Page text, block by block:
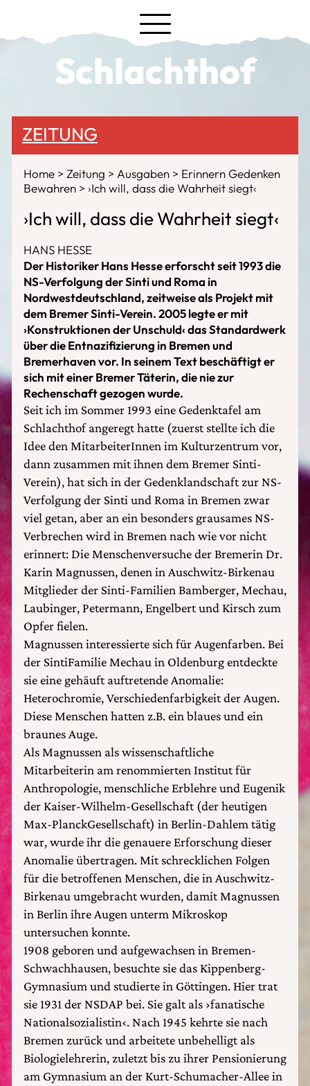
Schlachthof
ZEITUNG
Home Zeitung Ausgaben
Erinnern Gedenken
Bewahren
›Ich will, dass die Wahrheit siegt‹
›Ich will, dass die Wahrheit siegt‹
HANS HESSE
Der Historiker Hans Hesse erforscht seit 1993 die
NS-Verfolgung der Sinti und Roma in
Nordwestdeutschland, zeitweise als Projekt mit
dem Bremer Sinti-Verein. 2005 legte er mit
›Konstruktionen der Unschuld‹ das Standardwerk
über die Entnazifizierung in Bremen und
Bremerhaven vor. In seinem Text beschäftigt er
sich mit einer Bremer Täterin, die nie zur
Rechenschaft gezogen wurde.
Seit ich im Sommer 1993 eine Gedenktafel am
Schlachthof angeregt hatte (zuerst stellte ich die
Idee den MitarbeiterInnen im Kulturzentrum vor,
dann zusammen mit ihnen dem Bremer Sinti-
Verein), hat sich in der Gedenklandschaft zur NS-
Verfolgung der Sinti und Roma in Bremen zwar
viel getan, aber an ein besonders grausames NS-
Verbrechen wird in Bremen nach wie vor nicht
erinnert: Die Menschenversuche der Bremerin Dr.
Karin Magnussen, denen in Auschwitz-Birkenau
Mitglieder der Sinti-Familien Bamberger, Mechau,
Laubinger, Petermann, Engelbert und Kirsch zum
Opfer fielen.
Magnussen interessierte sich für Augenfarben. Bei
der SintiFamilie Mechau in Oldenburg entdeckte
sie eine gehäuft auftretende Anomalie:
Heterochromie, Verschiedenfarbigkeit der Augen.
Diese Menschen hatten z.B. ein blaues und ein
braunes Auge.
Als Magnussen als wissenschaftliche
Mitarbeiterin am renommierten Institut für
Anthropologie, menschliche Erblehre und Eugenik
der Kaiser-Wilhelm-Gesellschaft (der heutigen
Max-PlanckGesellschaft) in Berlin-Dahlem tätig
war, wurde ihr die genauere Erforschung dieser
Anomalie übertragen. Mit schrecklichen Folgen
für die betroffenen Menschen, die in Auschwitz-
Birkenau umgebracht wurden, damit Magnussen
in Berlin ihre Augen unterm Mikroskop
untersuchen konnte.
1908 geboren und aufgewachsen in Bremen-
Schwachhausen, besuchte sie das Kippenberg-
Gymnasium und studierte in Göttingen. Hier trat
sie 1931 der NSDAP bei. Sie galt als ›fanatische
Nationalsozialistin‹. Nach 1945 kehrte sie nach
Bremen zurück und arbeitete unbehelligt als
Biologielehrerin, zuletzt bis zu ihrer Pensionierung
am Gymnasium an der Kurt-Schumacher-Allee in